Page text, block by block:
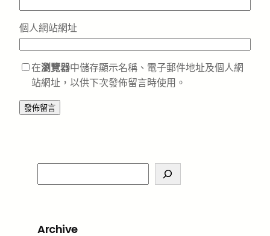
個人網站網址
在瀏覽器中儲存顯示名稱、電子郵件地址及個人網
站網址，以供下次發佈留言時使用。
e
c
Archive